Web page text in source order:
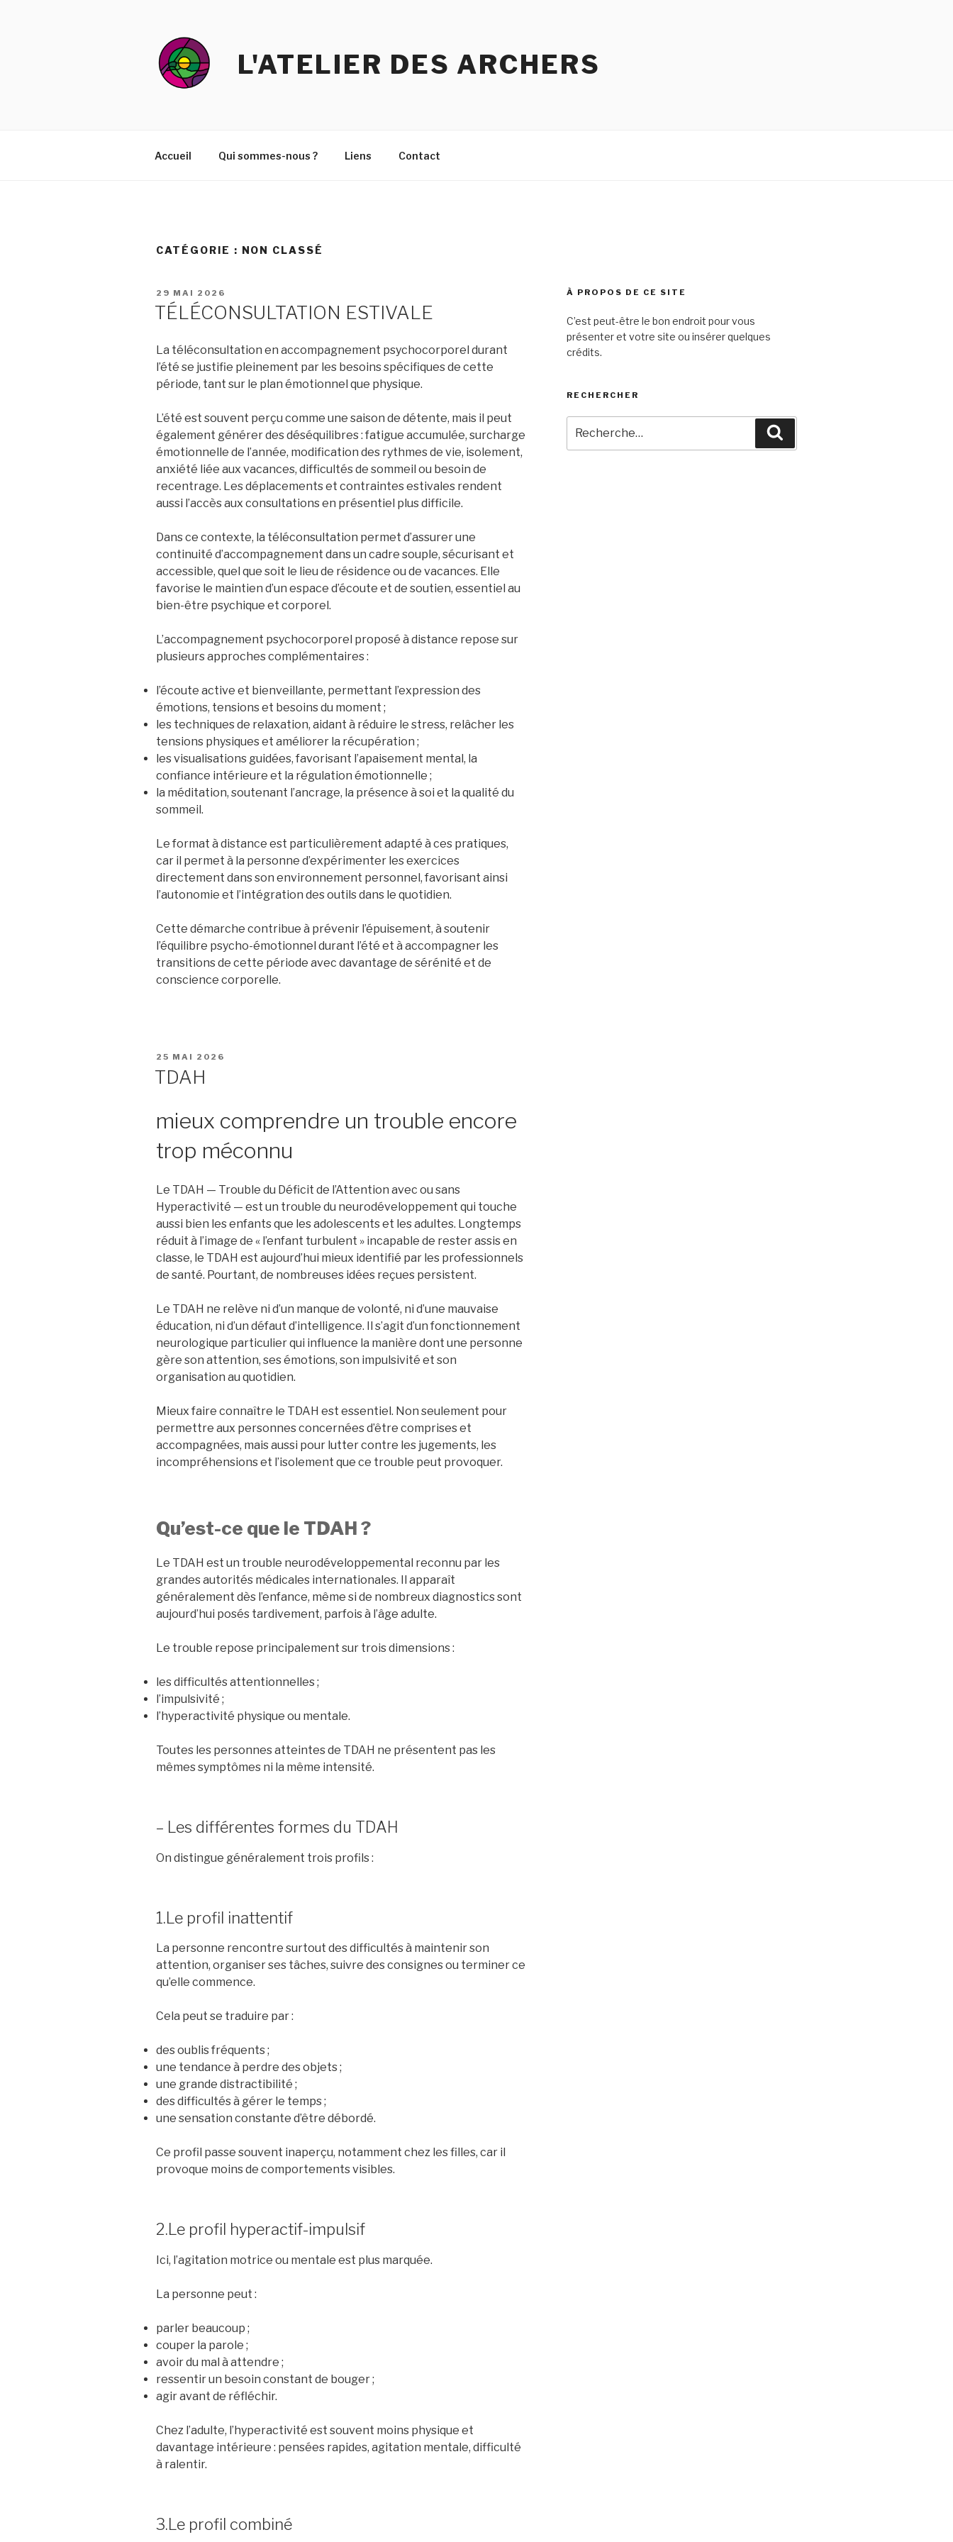
L'ATELIER DES ARCHERS
Accueil Qui sommes-nous ? Liens Contact
CATÉGORIE : NON CLASSÉ
PUBLIÉ
29 MAI 2026
TÉLÉCONSULTATION ESTIVALE
La téléconsultation en accompagnement psychocorporel durant
l’été se justifie pleinement par les besoins spécifiques de cette
période, tant sur le plan émotionnel que physique.
L’été est souvent perçu comme une saison de détente, mais il peut
également générer des déséquilibres : fatigue accumulée, surcharge
émotionnelle de l’année, modification des rythmes de vie, isolement,
anxiété liée aux vacances, difficultés de sommeil ou besoin de
recentrage. Les déplacements et contraintes estivales rendent
aussi l’accès aux consultations en présentiel plus difficile.
Dans ce contexte, la téléconsultation permet d’assurer une
continuité d’accompagnement dans un cadre souple, sécurisant et
accessible, quel que soit le lieu de résidence ou de vacances. Elle
favorise le maintien d’un espace d’écoute et de soutien, essentiel au
bien-être psychique et corporel.
L’accompagnement psychocorporel proposé à distance repose sur
plusieurs approches complémentaires :
l’écoute active et bienveillante, permettant l’expression des
émotions, tensions et besoins du moment ;
les techniques de relaxation, aidant à réduire le stress, relâcher les
tensions physiques et améliorer la récupération ;
les visualisations guidées, favorisant l’apaisement mental, la
confiance intérieure et la régulation émotionnelle ;
la méditation, soutenant l’ancrage, la présence à soi et la qualité du
sommeil.
Le format à distance est particulièrement adapté à ces pratiques,
car il permet à la personne d’expérimenter les exercices
directement dans son environnement personnel, favorisant ainsi
l’autonomie et l’intégration des outils dans le quotidien.
Cette démarche contribue à prévenir l’épuisement, à soutenir
l’équilibre psycho-émotionnel durant l’été et à accompagner les
transitions de cette période avec davantage de sérénité et de
conscience corporelle.
PUBLIÉ
25 MAI 2026
TDAH
mieux comprendre un trouble encore
trop méconnu
Le TDAH — Trouble du Déficit de l’Attention avec ou sans
Hyperactivité — est un trouble du neurodéveloppement qui touche
aussi bien les enfants que les adolescents et les adultes. Longtemps
réduit à l’image de « l’enfant turbulent » incapable de rester assis en
classe, le TDAH est aujourd’hui mieux identifié par les professionnels
de santé. Pourtant, de nombreuses idées reçues persistent.
Le TDAH ne relève ni d’un manque de volonté, ni d’une mauvaise
éducation, ni d’un défaut d’intelligence. Il s’agit d’un fonctionnement
neurologique particulier qui influence la manière dont une personne
gère son attention, ses émotions, son impulsivité et son
organisation au quotidien.
Mieux faire connaître le TDAH est essentiel. Non seulement pour
permettre aux personnes concernées d’être comprises et
accompagnées, mais aussi pour lutter contre les jugements, les
incompréhensions et l’isolement que ce trouble peut provoquer.
Qu’est-ce que le TDAH ?
Le TDAH est un trouble neurodéveloppemental reconnu par les
grandes autorités médicales internationales. Il apparaît
généralement dès l’enfance, même si de nombreux diagnostics sont
aujourd’hui posés tardivement, parfois à l’âge adulte.
Le trouble repose principalement sur trois dimensions :
les difficultés attentionnelles ;
l’impulsivité ;
l’hyperactivité physique ou mentale.
Toutes les personnes atteintes de TDAH ne présentent pas les
mêmes symptômes ni la même intensité.
– Les différentes formes du TDAH
On distingue généralement trois profils :
1.Le profil inattentif
La personne rencontre surtout des difficultés à maintenir son
attention, organiser ses tâches, suivre des consignes ou terminer ce
qu’elle commence.
Cela peut se traduire par :
des oublis fréquents ;
une tendance à perdre des objets ;
une grande distractibilité ;
des difficultés à gérer le temps ;
une sensation constante d’être débordé.
Ce profil passe souvent inaperçu, notamment chez les filles, car il
provoque moins de comportements visibles.
2.Le profil hyperactif-impulsif
Ici, l’agitation motrice ou mentale est plus marquée.
La personne peut :
parler beaucoup ;
couper la parole ;
avoir du mal à attendre ;
ressentir un besoin constant de bouger ;
agir avant de réfléchir.
Chez l’adulte, l’hyperactivité est souvent moins physique et
davantage intérieure : pensées rapides, agitation mentale, difficulté
à ralentir.
3.Le profil combiné
À PROPOS DE CE SITE
C’est peut-être le bon endroit pour vous
présenter et votre site ou insérer quelques
crédits.
RECHERCHER
pour
: